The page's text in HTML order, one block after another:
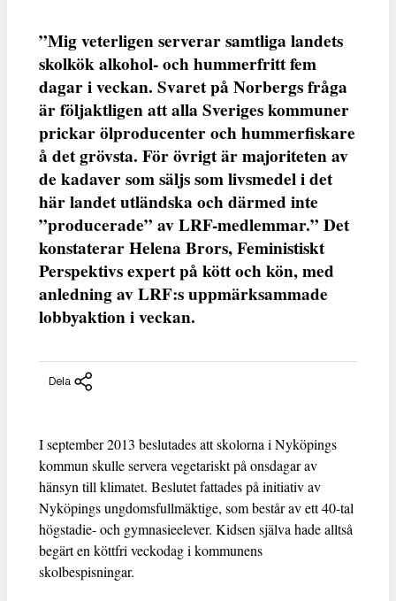
”Mig veterligen serverar samtliga landets
skolkök alkohol- och hummerfritt fem
dagar i veckan. Svaret på Norbergs fråga
är följaktligen att alla Sveriges kommuner
prickar ölproducenter och hummerfiskare
å det grövsta. För övrigt är majoriteten av
de kadaver som säljs som livsmedel i det
här landet utländska och därmed inte
”producerade” av LRF-medlemmar.” Det
konstaterar Helena Brors, Feministiskt
Perspektivs expert på kött och kön, med
anledning av LRF:s uppmärksammade
lobbyaktion i veckan.
Dela
I september 2013 beslutades att skolorna i Nyköpings
kommun skulle servera vegetariskt på onsdagar av
hänsyn till klimatet. Beslutet fattades på initiativ av
Nyköpings ungdomsfullmäktige, som består av ett 40-tal
högstadie- och gymnasieelever. Kidsen själva hade alltså
begärt en köttfri veckodag i kommunens
skolbespisningar.